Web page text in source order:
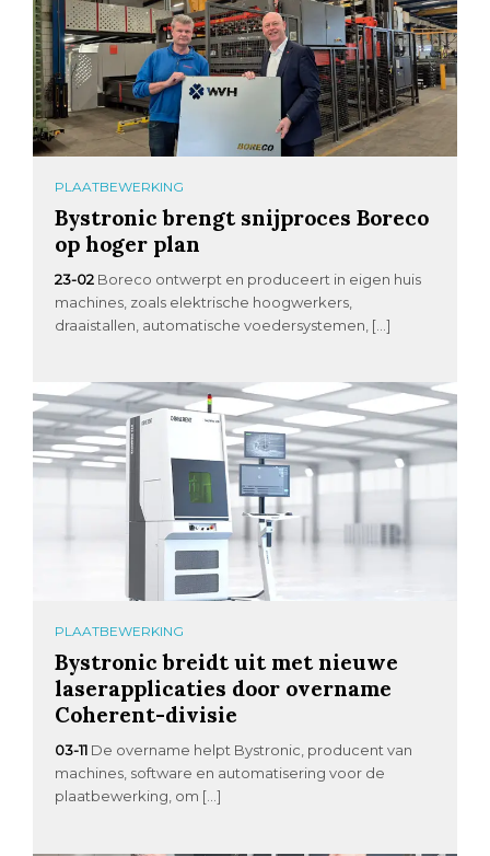
PLAATBEWERKING
Bystronic brengt snijproces Boreco
op hoger plan
23-02 Boreco ontwerpt en produceert in eigen huis
machines, zoals elektrische hoogwerkers,
draaistallen, automatische voedersystemen, […]
PLAATBEWERKING
Bystronic breidt uit met nieuwe
laserapplicaties door overname
Coherent-divisie
03-11 De overname helpt Bystronic, producent van
machines, software en automatisering voor de
plaatbewerking, om […]